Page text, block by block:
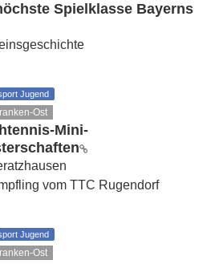
Spielklasse Bayerns
Jugend
Ost
Mini-
vom TTC Rugendorf
Jugend
Ost